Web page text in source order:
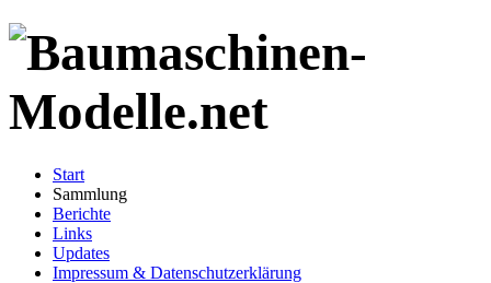
Start
Sammlung
Berichte
Links
Updates
Impressum & Datenschutzerklärung